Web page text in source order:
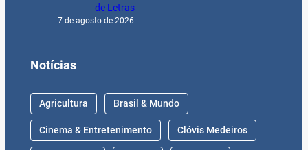
de Letras
7 de agosto de 2026
Notícias
Agricultura Brasil & Mundo
Cinema & Entretenimento Clóvis Medeiros